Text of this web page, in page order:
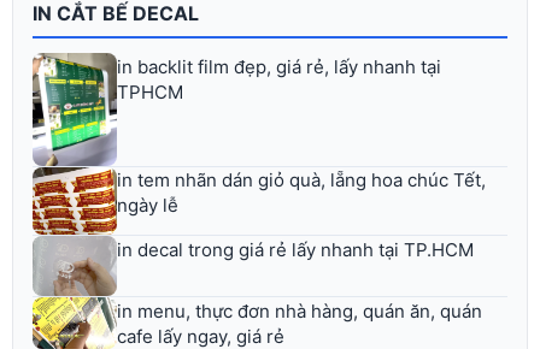
IN CẮT BẾ DECAL
in backlit film đẹp, giá rẻ, lấy nhanh tại
TPHCM
in tem nhãn dán giỏ quà, lẵng hoa chúc Tết,
ngày lễ
in decal trong giá rẻ lấy nhanh tại TP.HCM
in menu, thực đơn nhà hàng, quán ăn, quán
cafe lấy ngay, giá rẻ